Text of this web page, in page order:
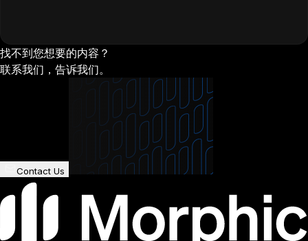
找不到您想要的内容？
联系我们，告诉我们。
Contact Us